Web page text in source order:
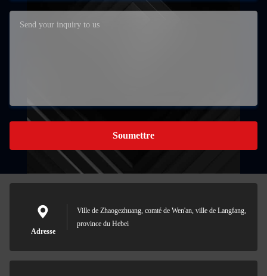
Soumettre
Adresse
Ville de Zhaogezhuang, comté de Wen'an, ville de Langfang,
province du Hebei